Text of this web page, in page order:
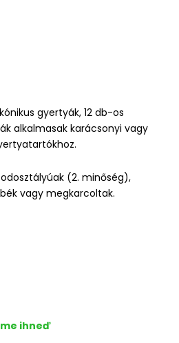
gyertyák, 12 db-os
alkalmasak karácsonyi vagy
(2. minőség),
vagy megkarcoltak.
ihneď